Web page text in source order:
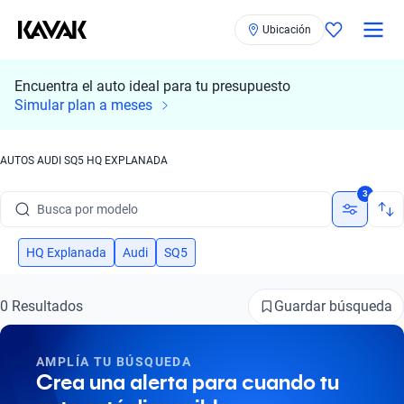
Ubicación
Encuentra el auto ideal para tu presupuesto
Simular plan a meses
AUTOS AUDI SQ5 HQ EXPLANADA
Busca por marca
Busca por modelo
Busca por versión
Busca por marca
Busca por modelo
3
HQ Explanada Audi SQ5
0 Resultados Guardar búsqueda
AMPLÍA TU BÚSQUEDA
Crea una alerta para cuando tu